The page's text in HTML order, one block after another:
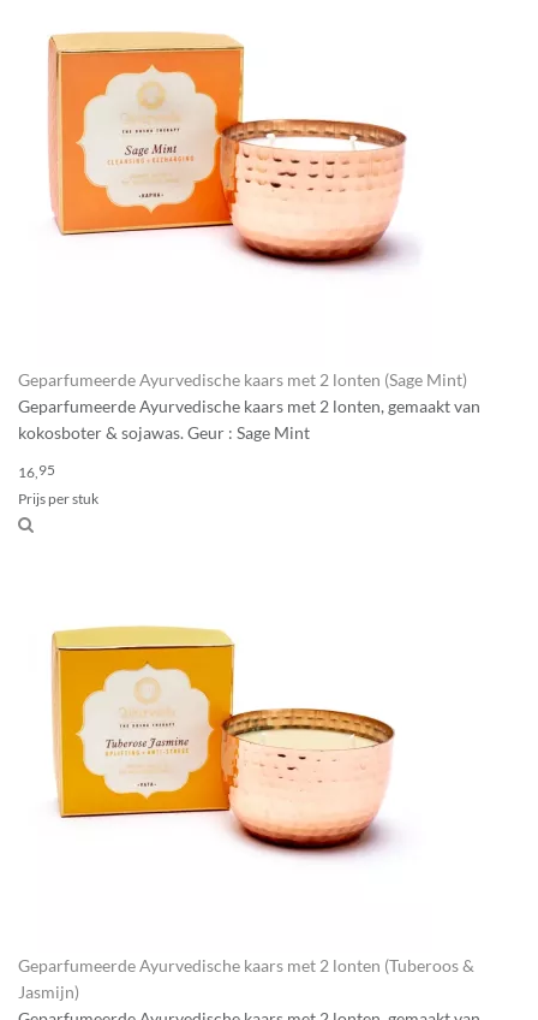
Geparfumeerde Ayurvedische kaars met 2 lonten (Sage Mint)
Geparfumeerde Ayurvedische kaars met 2 lonten, gemaakt van
kokosboter & sojawas. Geur : Sage Mint
16, 95
Prijs per stuk
Geparfumeerde Ayurvedische kaars met 2 lonten (Tuberoos &
Jasmijn)